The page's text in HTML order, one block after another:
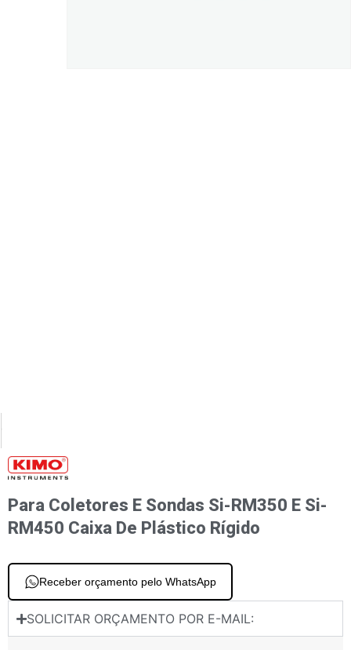
Para Coletores E Sondas Si-RM350 E Si-
RM450 Caixa De Plástico Rígido
Receber orçamento pelo WhatsApp
SOLICITAR ORÇAMENTO POR E-MAIL: